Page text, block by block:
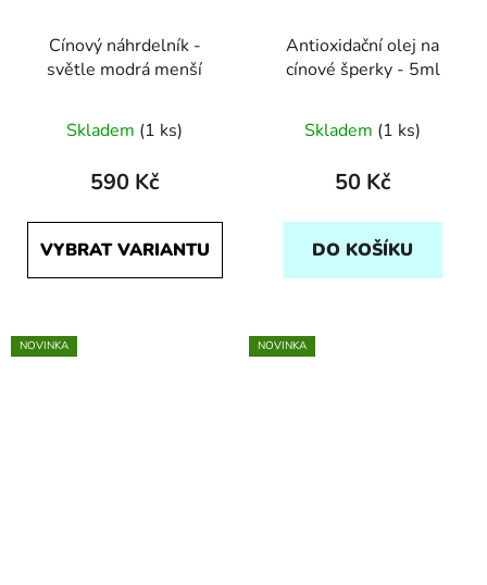
Cínový náhrdelník -
světle modrá menší
Skladem (1 ks)
590 Kč
VYBRAT VARIANTU
Antioxidační olej na
cínové šperky - 5ml
Skladem (1 ks)
50 Kč
DO KOŠÍKU
NOVINKA NOVINKA